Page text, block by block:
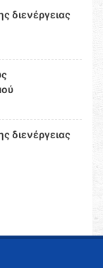
διενέργειας
διενέργειας